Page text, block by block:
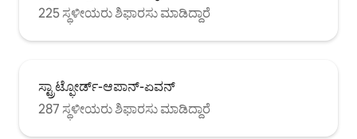
225 ಸ್ಥಳೀಯರು ಶಿಫಾರಸು ಮಾಡಿದ್ದಾರೆ
ಸ್ಟ್ರಾಟ್ಫೋರ್ಡ್-ಆಪಾನ್-ಏವನ್
287 ಸ್ಥಳೀಯರು ಶಿಫಾರಸು ಮಾಡಿದ್ದಾರೆ